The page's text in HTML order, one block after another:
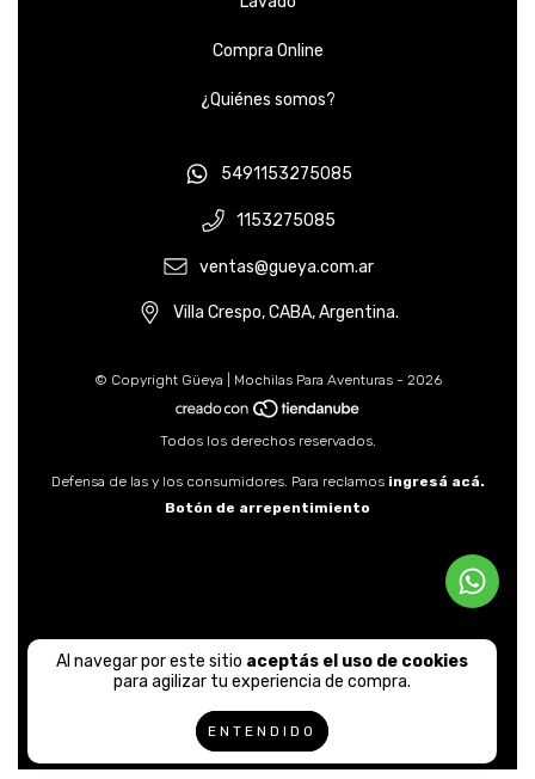
Al navegar por este sitio aceptás el uso de cookies
para agilizar tu experiencia de compra.
ENTENDIDO
Compra Online
¿Quiénes somos?
5491153275085
1153275085
ventas@gueya.com.ar
Villa Crespo, CABA, Argentina.
© Copyright Güeya | Mochilas Para Aventuras - 2026
Todos los derechos reservados.
Defensa de las y los consumidores. Para reclamos ingresá acá.
Botón de arrepentimiento